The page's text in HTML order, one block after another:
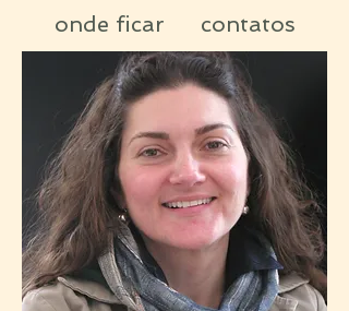
onde ficar
contatos